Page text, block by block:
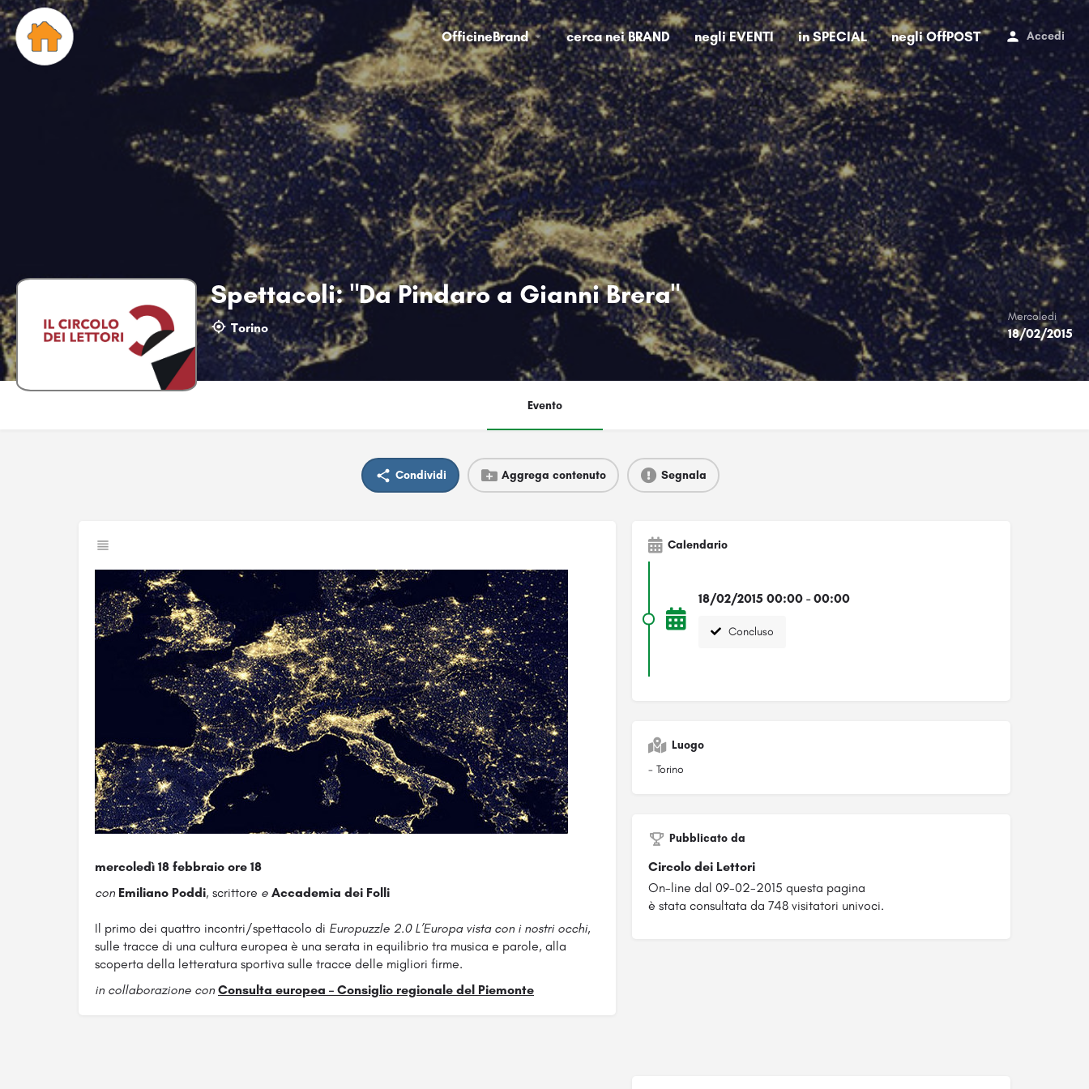
OfficineBrand cerca nei BRAND negli EVENTI in SPECIAL negli OffPOST Accedi
Spettacoli: "Da Pindaro a Gianni Brera"
Torino
Mercoledi
18/02/2015
Evento
Condividi Aggrega contenuto Segnala
mercoledì 18 febbraio ore 18
con Emiliano Poddi, scrittore e Accademia dei Folli
Il primo dei quattro incontri/spettacolo di Europuzzle 2.0 L’Europa vista con i nostri occhi,
sulle tracce di una cultura europea è una serata in equilibrio tra musica e parole, alla
scoperta della letteratura sportiva sulle tracce delle migliori firme.
in collaborazione con Consulta europea – Consiglio regionale del Piemonte
Calendario
18/02/2015 00:00 - 00:00
Concluso
Luogo
- Torino
Pubblicato da
Circolo dei Lettori
On-line dal 09-02-2015 questa pagina
è stata consultata da 748 visitatori univoci.